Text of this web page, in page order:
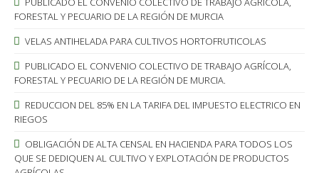
FORESTAL Y PECUARIO DE LA REGIÓN DE MURCIA
VELAS ANTIHELADA PARA CULTIVOS HORTOFRUTICOLAS
PUBLICADO EL CONVENIO COLECTIVO DE TRABAJO AGRÍCOLA,
FORESTAL Y PECUARIO DE LA REGIÓN DE MURCIA.
REDUCCION DEL 85% EN LA TARIFA DEL IMPUESTO ELECTRICO EN
RIEGOS
OBLIGACIÓN DE ALTA CENSAL EN HACIENDA PARA TODOS LOS
QUE SE DEDIQUEN AL CULTIVO Y EXPLOTACIÓN DE PRODUCTOS